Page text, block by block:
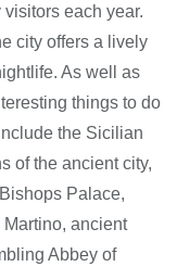
each year.
city offers a lively
As well as
things to do
the Sicilian
of the ancient city,
Palace,
ancient
Abbey of